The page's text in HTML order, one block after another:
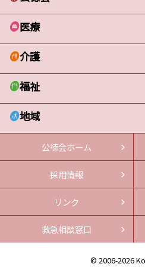
医療
介護
福祉
地域
公徳会ホーム
採用情報
リンク
救急相談窓口
© 2006-2026